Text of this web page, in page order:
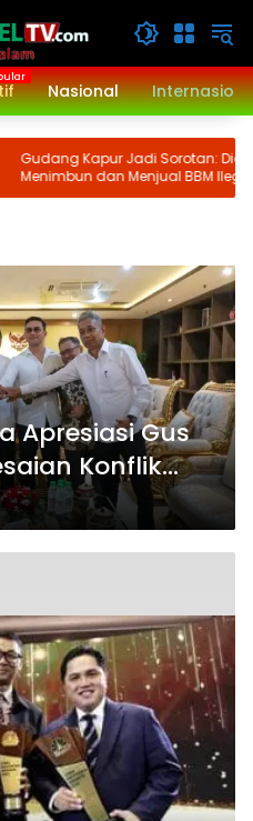
Nasional
Kapur Jadi Sorotan: Diduga
dan Menjual BBM Ilegal di
Belawan, Kasatreskrim Polres
Apresiasi Gus
Konflik